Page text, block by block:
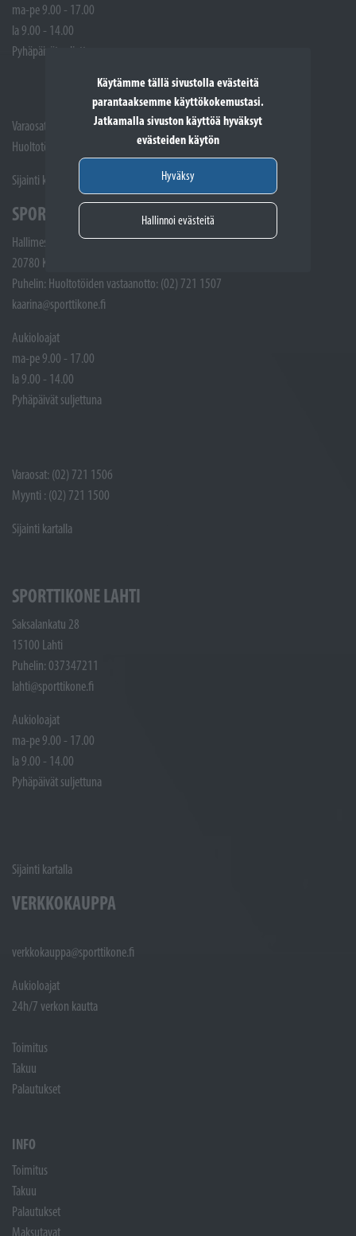
Käytämme tällä sivustolla evästeitä
parantaaksemme käyttökokemustasi.
Jatkamalla sivuston käyttöä hyväksyt
evästeiden käytön
Hyväksy
Hallinnoi evästeitä
ma-pe 9.00 - 17.00
la 9.00 - 14.00
Pyhäpäivät suljettuna
Varaosat: (02) 721 1407
Huoltotöiden vastaanotto: 02 7211405
Sijainti kartalla
SPORTTIKONE KAARINA
Hallimestarinkatu 4
20780 Kaarina
Puhelin: Huoltotöiden vastaanotto: (02) 721 1507
kaarina@sporttikone.fi
Aukioloajat
ma-pe 9.00 - 17.00
la 9.00 - 14.00
Pyhäpäivät suljettuna
Varaosat: (02) 721 1506
Myynti : (02) 721 1500
Sijainti kartalla
SPORTTIKONE LAHTI
Saksalankatu 28
15100 Lahti
Puhelin: 037347211
lahti@sporttikone.fi
Aukioloajat
ma-pe 9.00 - 17.00
la 9.00 - 14.00
Pyhäpäivät suljettuna
Sijainti kartalla
VERKKOKAUPPA
verkkokauppa@sporttikone.fi
Aukioloajat
24h/7 verkon kautta
Toimitus
Takuu
Palautukset
INFO
Toimitus
Takuu
Palautukset
Maksutavat